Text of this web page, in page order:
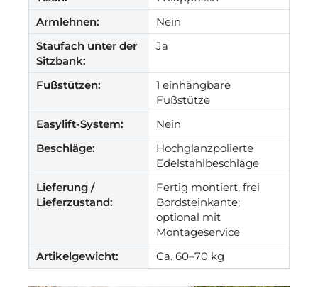
Armlehnen:
Nein
Staufach unter der
Sitzbank:
Ja
Fußstützen:
1 einhängbare
Fußstütze
Easylift-System:
Nein
Beschläge:
Hochglanzpolierte
Edelstahlbeschläge
Lieferung /
Lieferzustand:
Fertig montiert, frei
Bordsteinkante;
optional mit
Montageservice
Artikelgewicht:
Ca. 60–70 kg